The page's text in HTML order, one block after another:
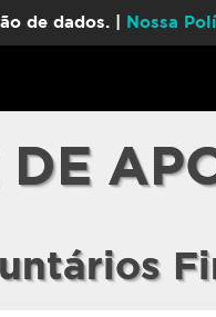
de dados. | Nossa
DE